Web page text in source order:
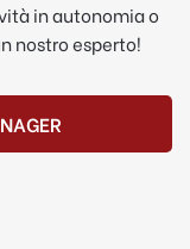
in autonomia o
nostro esperto!